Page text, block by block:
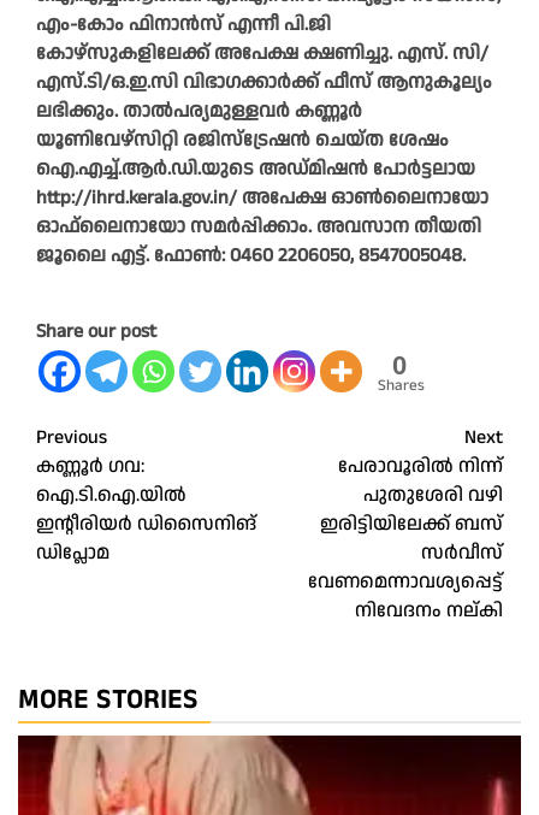
എം-കോം ഫിനാൻസ് എന്നീ പി.ജി
കോഴ്‌സുകളിലേക്ക് അപേക്ഷ ക്ഷണിച്ചു. എസ്. സി/
എസ്.ടി/ഒ.ഇ.സി വിഭാഗക്കാർക്ക് ഫീസ് ആനുകൂല്യം
ലഭിക്കും. താൽപര്യമുള്ളവർ കണ്ണൂർ
യൂണിവേഴ്‌സിറ്റി രജിസ്‌ട്രേഷൻ ചെയ്ത ശേഷം
ഐ.എച്ച്.ആർ.ഡി.യുടെ അഡ്മിഷൻ പോർട്ടലായ
http://ihrd.kerala.gov.in/ അപേക്ഷ ഓൺലൈനായോ
ഓഫ്‌ലൈനായോ സമർപ്പിക്കാം. അവസാന തീയതി
ജൂലൈ എട്ട്. ഫോൺ: 0460 2206050, 8547005048.
Share our post
0
Shares
Post
navigation
Previous
കണ്ണൂർ ഗവ:
ഐ.ടി.ഐ.യിൽ
ഇന്റീരിയർ ഡിസൈനിങ്
ഡിപ്ലോമ
Next
പേരാവൂരിൽ നിന്ന്
പുതുശേരി വഴി
ഇരിട്ടിയിലേക്ക് ബസ്
സർവീസ്
വേണമെന്നാവശ്യപ്പെട്ട്
നിവേദനം നല്കി
MORE STORIES